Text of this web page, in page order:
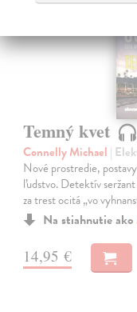
Temný kvet
Connelly Michael |
Nové prostredie,
ľudstvo. Detektív
za trest ocitá „vo
Na stiahnutie ako
14,95 €